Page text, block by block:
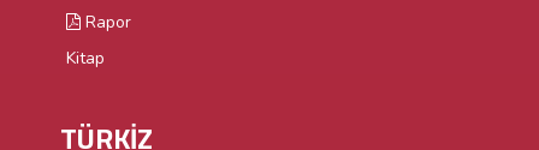
Rapor
Kitap
TÜRKİZ